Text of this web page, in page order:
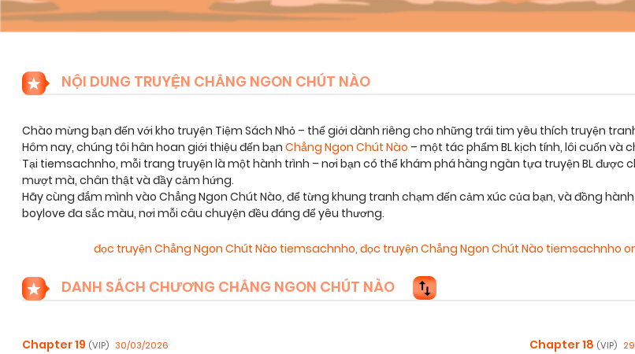
NỘI DUNG TRUYỆN CHẲNG NGON CHÚT NÀO
Chào mừng bạn đến với kho truyện Tiệm Sách Nhỏ – thế giới dành riêng cho những trái tim yêu thích truyện
Hôm nay, chúng tôi hân hoan giới thiệu đến bạn Chẳng Ngon Chút Nào – một tác phẩm BL kịch tính, lôi cuốn và
Tại tiemsachnho, mỗi trang truyện là một hành trình – nơi bạn có thể khám phá hàng ngàn tựa truyện BL được
mượt mà, chân thật và đầy cảm hứng.
Hãy cùng đắm mình vào Chẳng Ngon Chút Nào, để từng khung tranh chạm đến cảm xúc của bạn, và đồng
boylove đa sắc màu, nơi mỗi câu chuyện đều đáng để yêu thương.
đọc truyện Chẳng Ngon Chút Nào tiemsachnho, đọc truyện Chẳng Ngon Chút Nào tiemsachnho
DANH SÁCH CHƯƠNG CHẲNG NGON CHÚT NÀO
Chapter 19 (VIP) 30/03/2026 Chapter 18 (VIP)